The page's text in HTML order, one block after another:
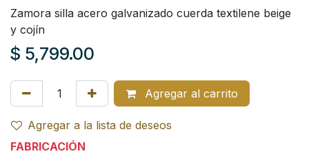
Zamora silla acero galvanizado cuerda textilene beige
y cojín
$ 5,799.00
Agregar al carrito
Agregar a la lista de deseos
FABRICACIÓN